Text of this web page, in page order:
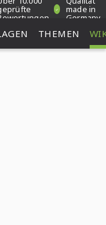
made in
Germany
THEMEN